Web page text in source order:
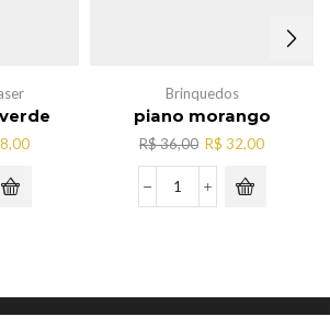
O
Brinquedos
piano morango
R$36,00 O
preço
original
era:
R$ 32,00O
piano